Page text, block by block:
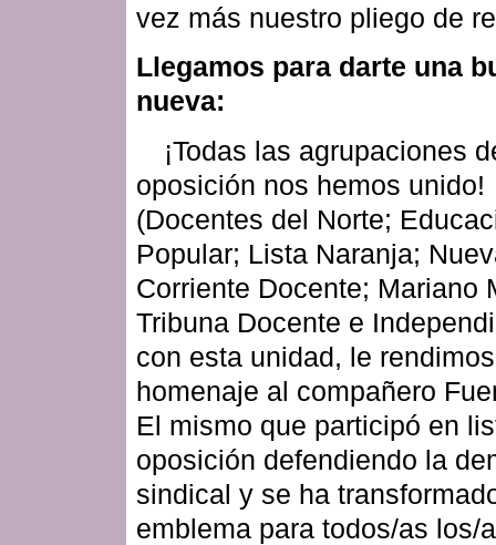
vez más nuestro pliego de
Llegamos para darte una
nueva:
¡Todas las agrupaciones
oposición nos hemos unido!
(Docentes del Norte;
Popular; Lista Naranja;
Corriente Docente; Mariano
Tribuna Docente e
con esta unidad, le rendimos
homenaje al compañero
El mismo que participó en
oposición defendiendo la
sindical y se ha
emblema para todos/as los/